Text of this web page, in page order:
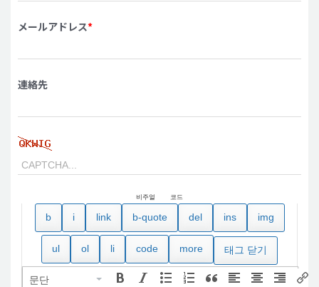
メールアドレス*
連絡先
비주얼 코드
문단